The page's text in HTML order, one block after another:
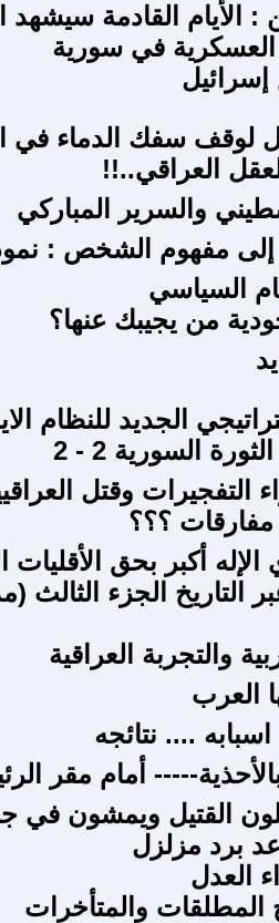
: الأيام القادمة سيشهد
العسكرية في سورية
لوقف سفك الدماء في
العراقي..!!
والسرير المباركي
مفهوم الشخص :
السياسي
من يجيبك عنها؟
الجديد للنظام
السورية 2 - 2
التفجيرات وقتل
؟؟؟
أكبر بحق الأقليات
التاريخ الجزء الثالث
والتجربة العراقية
العرب
.... نتائجه
أمام مقر
القتيل ويمشون في
برد مزلزل
العدل
والمتأخرات